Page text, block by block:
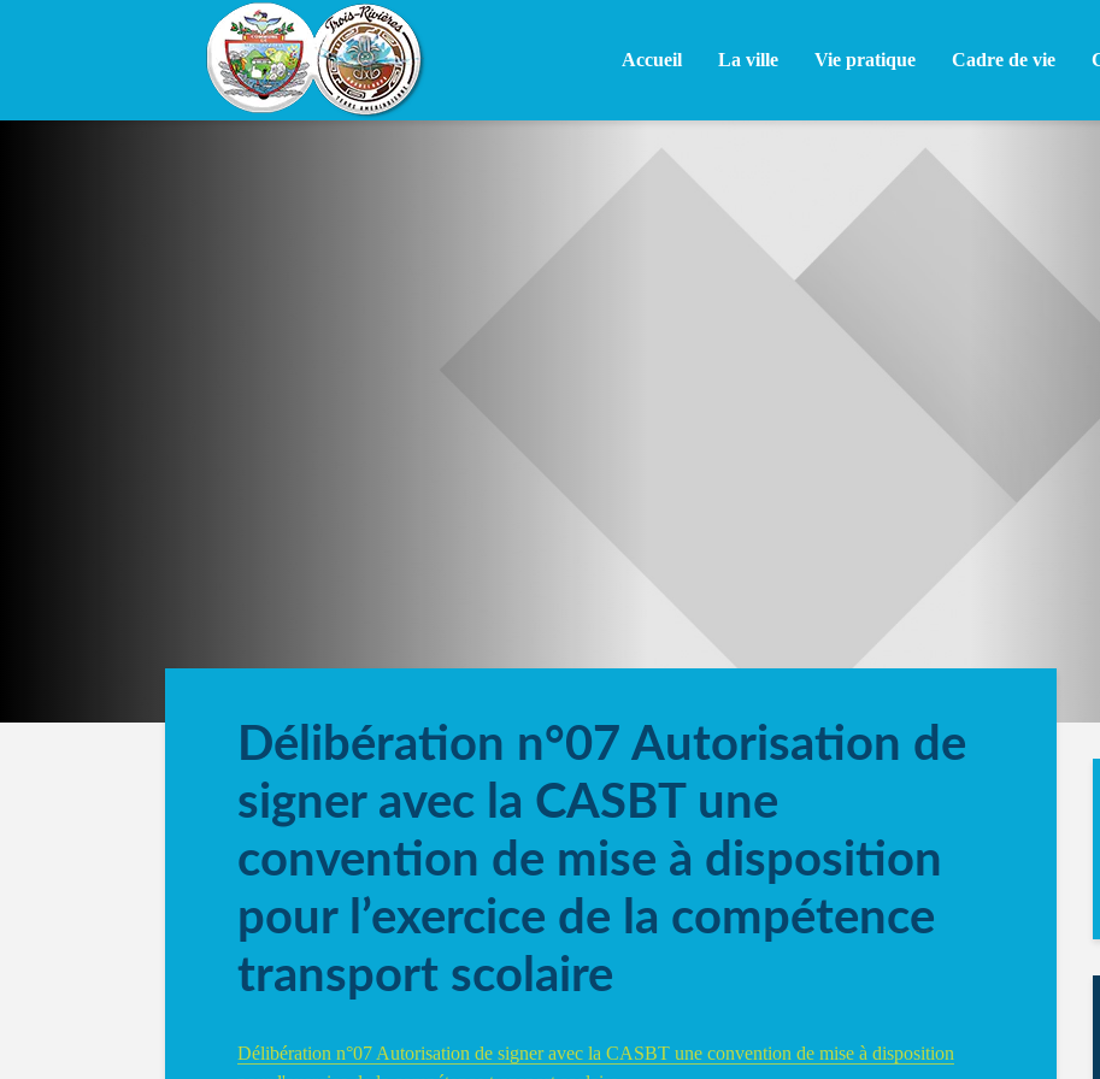
Accueil La ville Vie pratique Cadre de vie
Délibération n°07 Autorisation de
signer avec la CASBT une
convention de mise à disposition
pour l’exercice de la compétence
transport scolaire
Délibération n°07 Autorisation de signer avec la CASBT une convention de mise à disposition